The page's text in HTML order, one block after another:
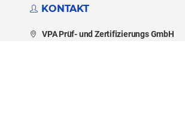
KONTAKT
VPA Prüf- und Zertifizierungs GmbH